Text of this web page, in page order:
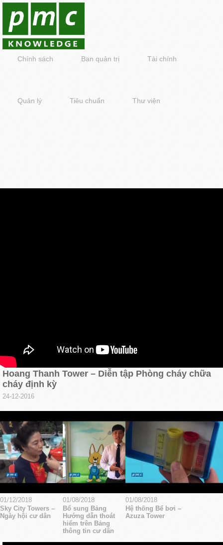
Chính sách Ban quản trị Tài chính
Quản lý Tiêu chuẩn Thư viện
Hoang Thanh Tower – Diễn tập Phòng cháy chữa
cháy định kỳ
24-12-2016
01/12/2018
Sky City Towers –
Ngày hội cư dân
01/08/2018
Bổ sung Bảng
Hướng dẫn thoát
hiểm trên Bảng
thông tin cư dân
01/08/2018
Hệ thống Bể bơi –
Azuza Tower